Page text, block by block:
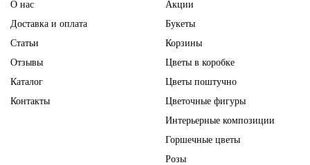
О нас
Доставка и оплата
Статьи
Отзывы
Каталог
Контакты
Акции
Букеты
Корзины
Цветы в коробке
Цветы поштучно
Цветочные фигуры
Интерьерные композиции
Горшечные цветы
Розы